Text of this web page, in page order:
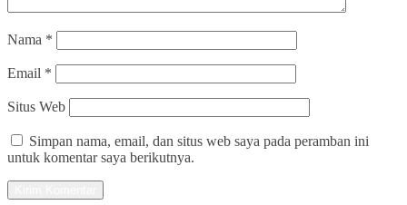
Nama *
Email *
Situs Web
Simpan nama, email, dan situs web saya pada peramban ini
untuk komentar saya berikutnya.